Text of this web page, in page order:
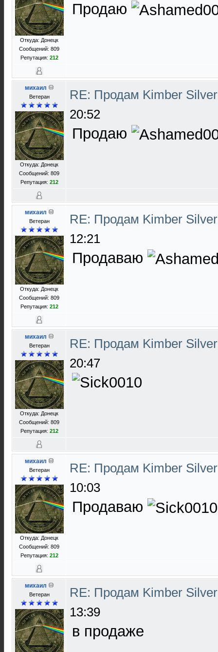
Откуда: Донецк
Сообщений: 809
Репутация: 212
Продаю
михаил
Ветеран
Откуда: Донецк
Сообщений: 809
Репутация: 212
RE: Продам Kimber
20:52
Продаю
михаил
Ветеран
Откуда: Донецк
Сообщений: 809
Репутация: 212
RE: Продам Kimber
12:21
Продаваю
михаил
Ветеран
Откуда: Донецк
Сообщений: 809
Репутация: 212
RE: Продам Kimber
20:47
михаил
Ветеран
Откуда: Донецк
Сообщений: 809
Репутация: 212
RE: Продам Kimber
10:03
Продаваю
михаил
Ветеран
RE: Продам Kimber
13:39
в продаже